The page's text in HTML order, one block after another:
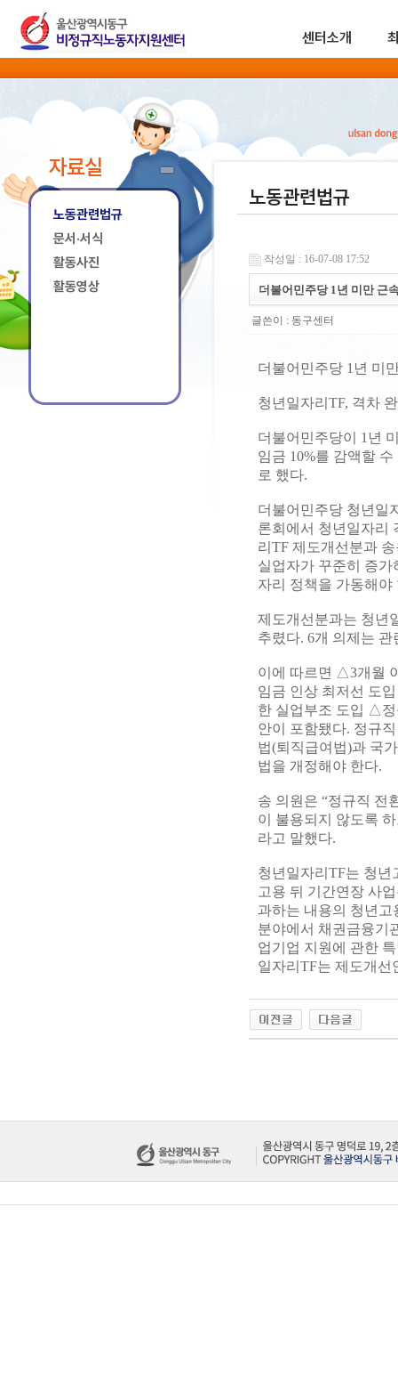
센터소개
자료실
노동관련법규
문서·서식
활동사진
활동영상
노동관련법규
작성일 : 16-07-08 17:52
더불어민주당 1년 미만 근
글쓴이 : 동구센터
더불어민주당 1년 미
청년일자리TF, 격차
더불어민주당이 1년
임금 10%를 감액할
로 했다.
더불어민주당 청년일
론회에서 청년일자리
리TF 제도개선분과
실업자가 꾸준히 증가
자리 정책을 가동해야
제도개선분과는 청년
추렸다. 6개 의제는
이에 따르면 △3개월
임금 인상 최저선 도
한 실업부조 도입 △
안이 포함됐다. 정규
법(퇴직급여법)과 국
법을 개정해야 한다.
송 의원은 “정규직 전
이 불용되지 않도록
라고 말했다.
청년일자리TF는 청년
고용 뒤 기간연장 사
과하는 내용의 청년
분야에서 채권금융기
업기업 지원에 관한
일자리TF는 제도개선